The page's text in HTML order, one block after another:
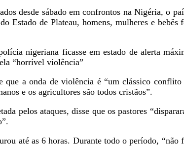
desde sábado em confrontos na Nigéria, o
Estado de Plateau, homens, mulheres e bebês
nigeriana ficasse em estado de alerta
“horrível violência”
a onda de violência é “um clássico conflito
e os agricultores são todos cristãos”.
pelos ataques, disse que os pastores
até as 6 horas. Durante todo o período, “não